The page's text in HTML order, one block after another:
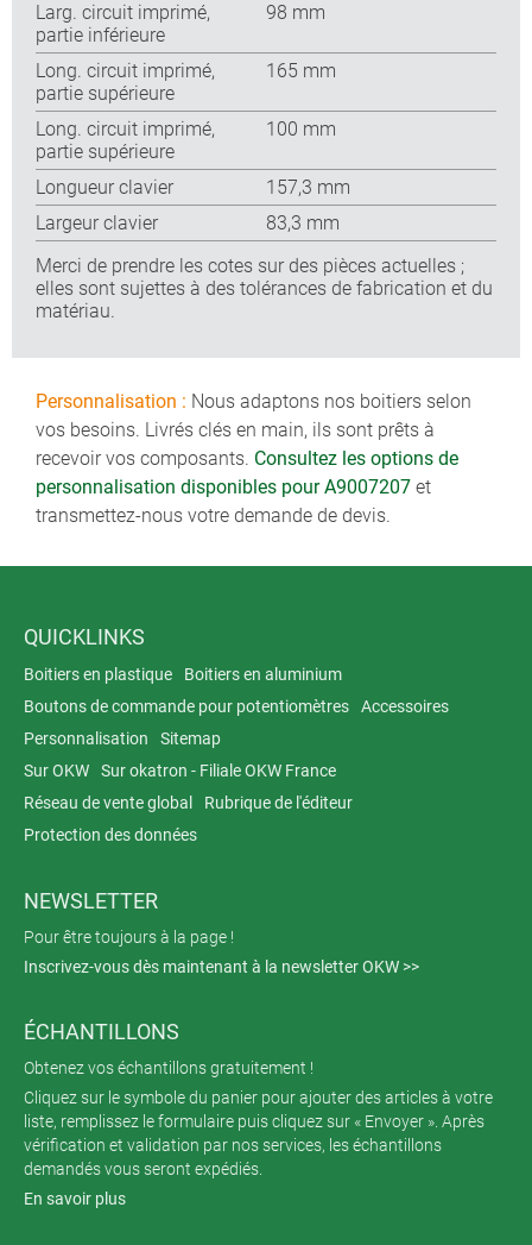
Larg. circuit imprimé,
partie inférieure
98 mm
Long. circuit imprimé,
partie supérieure
165 mm
Long. circuit imprimé,
partie supérieure
100 mm
Longueur clavier
157,3 mm
Largeur clavier
83,3 mm
Merci de prendre les cotes sur des pièces actuelles ;
elles sont sujettes à des tolérances de fabrication et du
matériau.
Personnalisation : Nous adaptons nos boitiers selon
vos besoins. Livrés clés en main, ils sont prêts à
recevoir vos composants. Consultez les options de
personnalisation disponibles pour A9007207 et
transmettez-nous votre demande de devis.
QUICKLINKS
Boitiers en plastique
Boitiers en aluminium
Boutons de commande pour potentiomètres
Accessoires
Personnalisation
Sitemap
Sur OKW
Sur okatron - Filiale OKW France
Réseau de vente global
Rubrique de l'éditeur
Protection des données
NEWSLETTER
Pour être toujours à la page !
Inscrivez-vous dès maintenant à la newsletter OKW >>
ÉCHANTILLONS
Obtenez vos échantillons gratuitement !
Cliquez sur le symbole du panier pour ajouter des articles à votre
liste, remplissez le formulaire puis cliquez sur « Envoyer ». Après
vérification et validation par nos services, les échantillons
demandés vous seront expédiés.
En savoir plus